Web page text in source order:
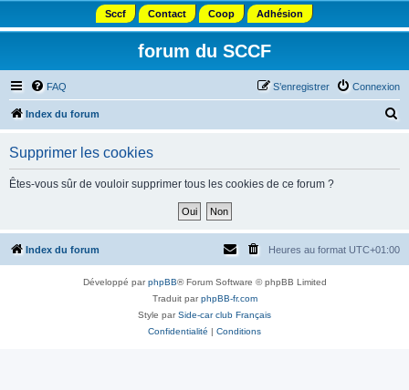
Sccf Contact Coop Adhésion
forum du SCCF
FAQ Connexion
S’enregistrer
Index du forum
h
Supprimer les cookies
Êtes-vous sûr de vouloir supprimer tous les cookies de ce forum ?
Index du forum Heures au format UTC+01:00
Développé parphpBB® Forum Software © phpBB Limited
Traduit parphpBB-fr.com
Style parSide-car club Français
Confidentialité | Conditions